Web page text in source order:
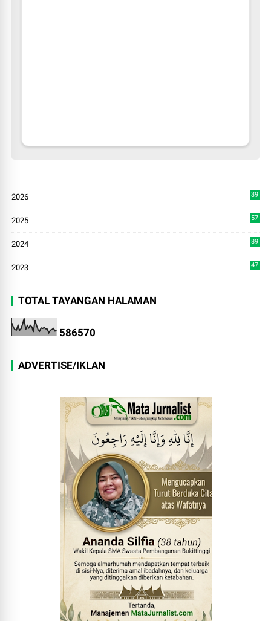
2026
39
2025
57
2024
89
2023 47
TOTAL TAYANGAN HALAMAN
586570
ADVERTISE/IKLAN